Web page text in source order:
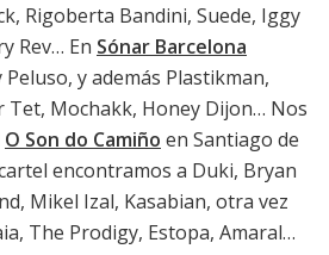
Rigoberta Bandini, Suede, Iggy
Rev… En Sónar Barcelona
y además Plastikman,
Tet, Mochakk, Honey Dijon… Nos
O Son do Camiño en Santiago de
encontramos a Duki, Bryan
Mikel Izal, Kasabian, otra vez
The Prodigy, Estopa, Amaral…